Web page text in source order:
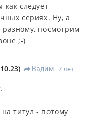
следует
сериях. Ну, а
посмотрим
;-)
) R Вадим 7 лет
титул - потому